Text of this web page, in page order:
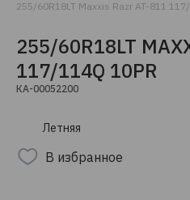
255/60R18LT Maxxis Razr AT-811
255/60R18LT
117/114Q 10PR
КА-00052200
Летняя
В избранное